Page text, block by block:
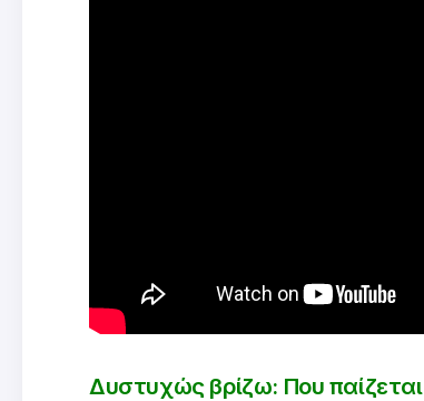
Δυστυχώς βρίζω: Που παίζεται